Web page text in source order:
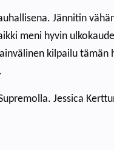
Jännitin
meni hyvin
kilpailu tämän
Jessica